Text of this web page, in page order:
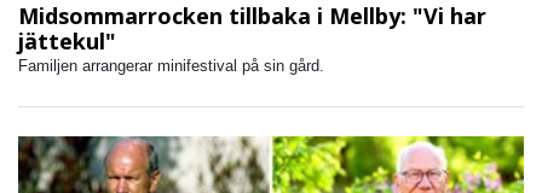
Midsommarrocken tillbaka i Mellby: "Vi har
jättekul"
Familjen arrangerar minifestival på sin gård.